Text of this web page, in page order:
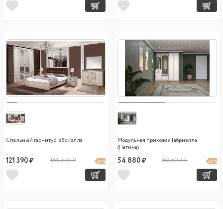
Спальный гарнитур Габриэлла
121 390 ₽ 151 730 ₽ 20 %
Модульная прихожая Габриэлла
(Патина)
54 880 ₽ 68 590 ₽ 20 %